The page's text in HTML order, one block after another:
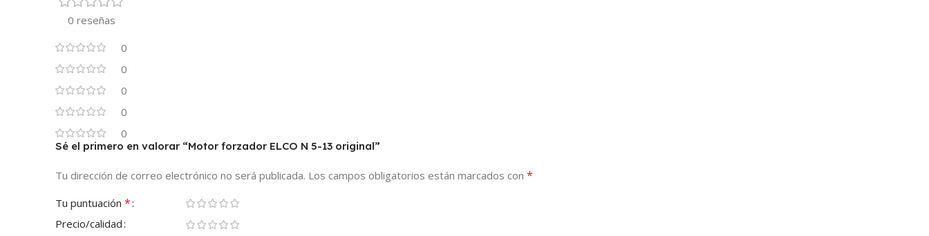
0 reseñas
0
0
0
0
0
Sé el primero en valorar “Motor forzador ELCO N 5-13 original”
Tu dirección de correo electrónico no será publicada. Los campos obligatorios están marcados con *
Tu puntuación *
Precio/calidad